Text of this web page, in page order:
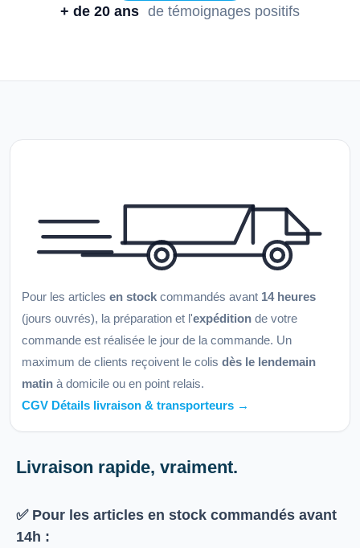
+ de 20 ans de témoignages positifs
Pour les articles en stock commandés avant 14 heures
(jours ouvrés), la préparation et l'expédition de votre
commande est réalisée le jour de la commande. Un
maximum de clients reçoivent le colis dès le lendemain
matin à domicile ou en point relais.
CGV Détails livraison & transporteurs →
Livraison rapide, vraiment.
✅ Pour les articles en stock commandés avant
14h :